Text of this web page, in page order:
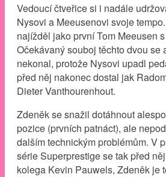
Vedoucí čtveřice si i nadále
Nysovi a Meeusenovi svoje
najížděl jako první Tom Meeusen s
Očekávaný souboj těchto dvou se
nekonal, protože Nysovi upadl
před něj nakonec dostal jak
Dieter Vanthourenhout.
Zdeněk se snažil dotáhnout
pozice (prvních patnáct), ale
dalším technickým problémům. V
série Superprestige se tak před
kolega Kevin Pauwels, Zdeněk je